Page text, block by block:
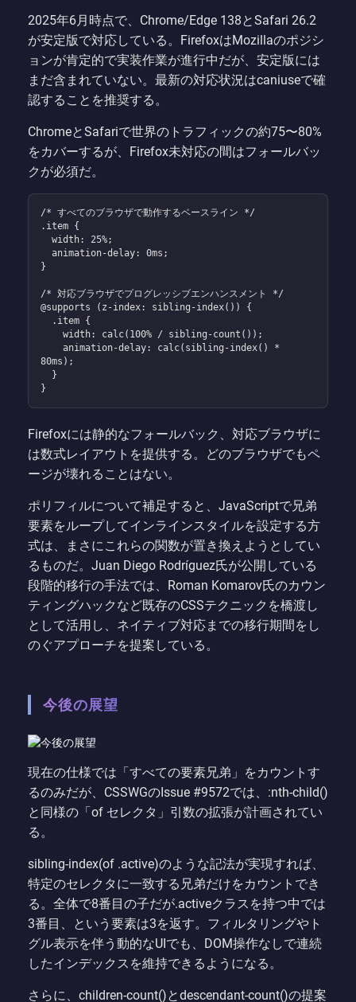
2025年6月時点で、Chrome/Edge 138とSafari 26.2
が安定版で対応している。FirefoxはMozillaのポジシ
ョンが肯定的で実装作業が進行中だが、安定版には
まだ含まれていない。最新の対応状況はcaniuseで確
認することを推奨する。
ChromeとSafariで世界のトラフィックの約75〜80%
をカバーするが、Firefox未対応の間はフォールバッ
クが必須だ。
/* すべてのブラウザで動作するベースライン */
.item {
}
/* 対応ブラウザでプログレッシブエンハンスメント */
@supports (z-index: sibling-index()) {
80ms);
}
Firefoxには静的なフォールバック、対応ブラウザに
は数式レイアウトを提供する。どのブラウザでもペ
ージが壊れることはない。
ポリフィルについて補足すると、JavaScriptで兄弟
要素をループしてインラインスタイルを設定する方
式は、まさにこれらの関数が置き換えようとしてい
るものだ。Juan Diego Rodríguez氏が公開している
段階的移行の手法では、Roman Komarov氏のカウン
ティングハックなど既存のCSSテクニックを橋渡し
として活用し、ネイティブ対応までの移行期間をし
のぐアプローチを提案している。
今後の展望
現在の仕様では「すべての要素兄弟」をカウントす
るのみだが、CSSWGのIssue #9572では、:nth-child()
と同様の「of セレクタ」引数の拡張が計画されてい
る。
sibling-index(of .active)のような記法が実現すれば、
特定のセレクタに一致する兄弟だけをカウントでき
る。全体で8番目の子だが.activeクラスを持つ中では
3番目、という要素は3を返す。フィルタリングやト
グル表示を伴う動的なUIでも、DOM操作なしで連続
したインデックスを維持できるようになる。
さらに、children-count()とdescendant-count()の提案